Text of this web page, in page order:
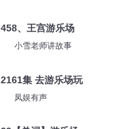
458、王宫游乐场
小雪老师讲故事
2161集 去游乐场玩
凤娱有声